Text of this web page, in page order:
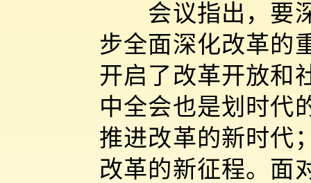
会议指出，要深
步全面深化改革的
开启了改革开放和
中全会也是划时代
推进改革的新时代
改革的新征程。面